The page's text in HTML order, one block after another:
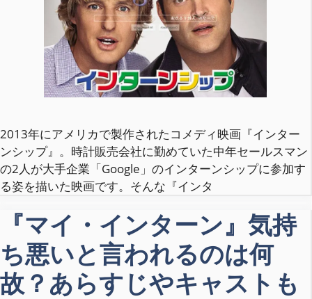
2013年にアメリカで製作されたコメディ映画『インター
ンシップ』。時計販売会社に勤めていた中年セールスマン
の2人が大手企業「Google」のインターンシップに参加す
る姿を描いた映画です。そんな『インタ
『マイ・インターン』気持
ち悪いと言われるのは何
故？あらすじやキャストも